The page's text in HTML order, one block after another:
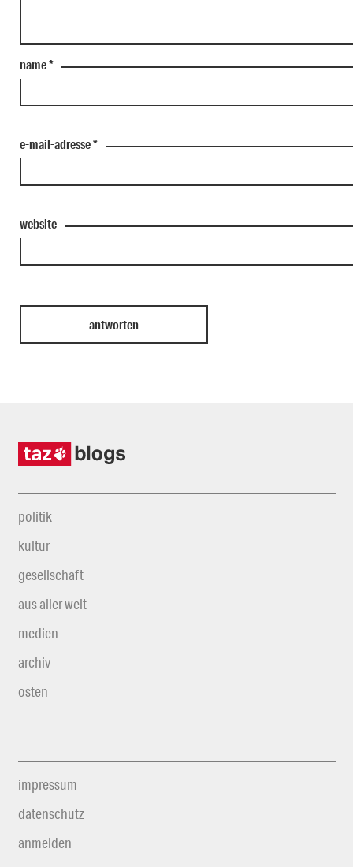
name*
e-mail-adresse*
website
politik
kultur
gesellschaft
aus aller welt
medien
archiv
osten
impressum
datenschutz
anmelden